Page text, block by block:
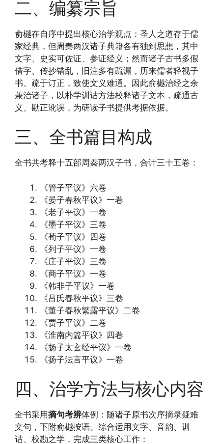
二、编纂宗旨
俞樾在自序中提出核心治学观点：圣人之道存于儒
家经典，但周秦两汉诸子典籍各有独到思想，其中
文字、史实可佐证、参证经义；然而诸子古书多假
借字、传抄错乱，旧注多有疏漏，历来儒者轻视子
书、疏于订正，致使文义难通。因此俞樾治经之余
兼治诸子，以朴学训诂方法校释诸子文本，疏通古
义、勘正讹误，为研读子书提供考据依据。
三、全书篇目构成
全书共考释十五部周秦两汉子书，合计三十五卷：
《管子平议》六卷
《晏子春秋平议》一卷
《老子平议》一卷
《墨子平议》三卷
《荀子平议》四卷
《列子平议》一卷
《庄子平议》三卷
《商子平议》一卷
《韩非子平议》一卷
《吕氏春秋平议》三卷
《董子春秋繁露平议》二卷
《贾子平议》二卷
《淮南内篇平议》四卷
《扬子太玄经平议》一卷
《扬子法言平议》一卷
四、治学方法与核心内容
全书采用摘句考辨体例：随诸子原书次序摘录疑难
文句，下附俞樾按语。综合运用文字、音韵、训
诂、校勘之学，完成三类核心工作：